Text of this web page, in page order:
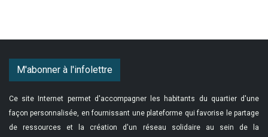
M'abonner à l'infolettre
Ce site Internet permet d'accompagner les habitants du quartier d'une
façon personnalisée, en fournissant une plateforme qui favorise le partage
de ressources et la création d'un réseau solidaire au sein de la